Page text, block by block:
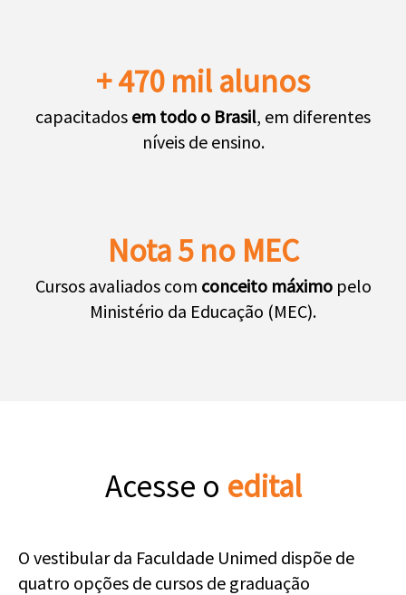
+ 470 mil alunos
capacitados em todo o Brasil, em diferentes
níveis de ensino.
Nota 5 no MEC
Cursos avaliados com conceito máximopelo
Ministério da Educação (MEC).
Acesse o edital
O vestibular da Faculdade Unimed dispõe de
quatro opções de cursos de graduação